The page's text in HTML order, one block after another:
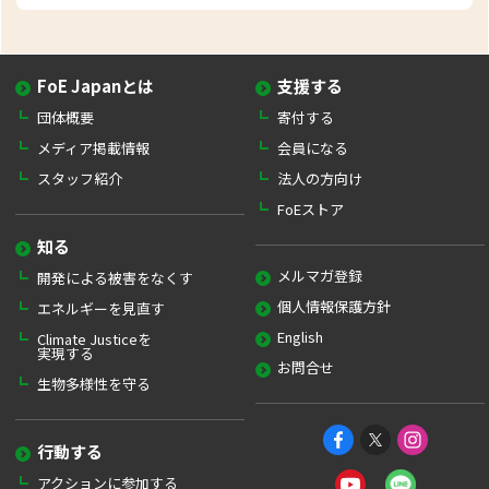
FoE Japanとは
団体概要
メディア掲載情報
スタッフ紹介
知る
開発による被害をなくす
エネルギーを見直す
Climate Justiceを
実現する
生物多様性を守る
行動する
アクションに参加する
支援する
寄付する
会員になる
法人の方向け
FoEストア
メルマガ登録
個人情報保護方針
English
お問合せ